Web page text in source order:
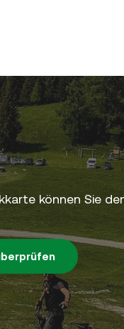
können Sie